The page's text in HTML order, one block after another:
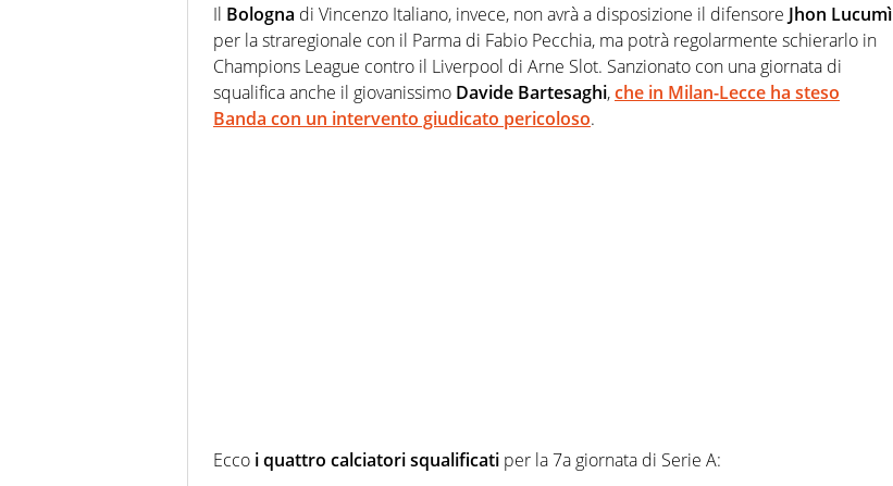
Il Bologna di Vincenzo Italiano, invece, non avrà a disposizione il difensore Jhon Lucumì
per la straregionale con il Parma di Fabio Pecchia, ma potrà regolarmente schierarlo in
Champions League contro il Liverpool di Arne Slot. Sanzionato con una giornata di
squalifica anche il giovanissimo Davide Bartesaghi,che in Milan-Lecce ha steso
Banda con un intervento giudicato pericoloso.
Ecco i quattro calciatori squalificati per la 7a giornata di Serie A: